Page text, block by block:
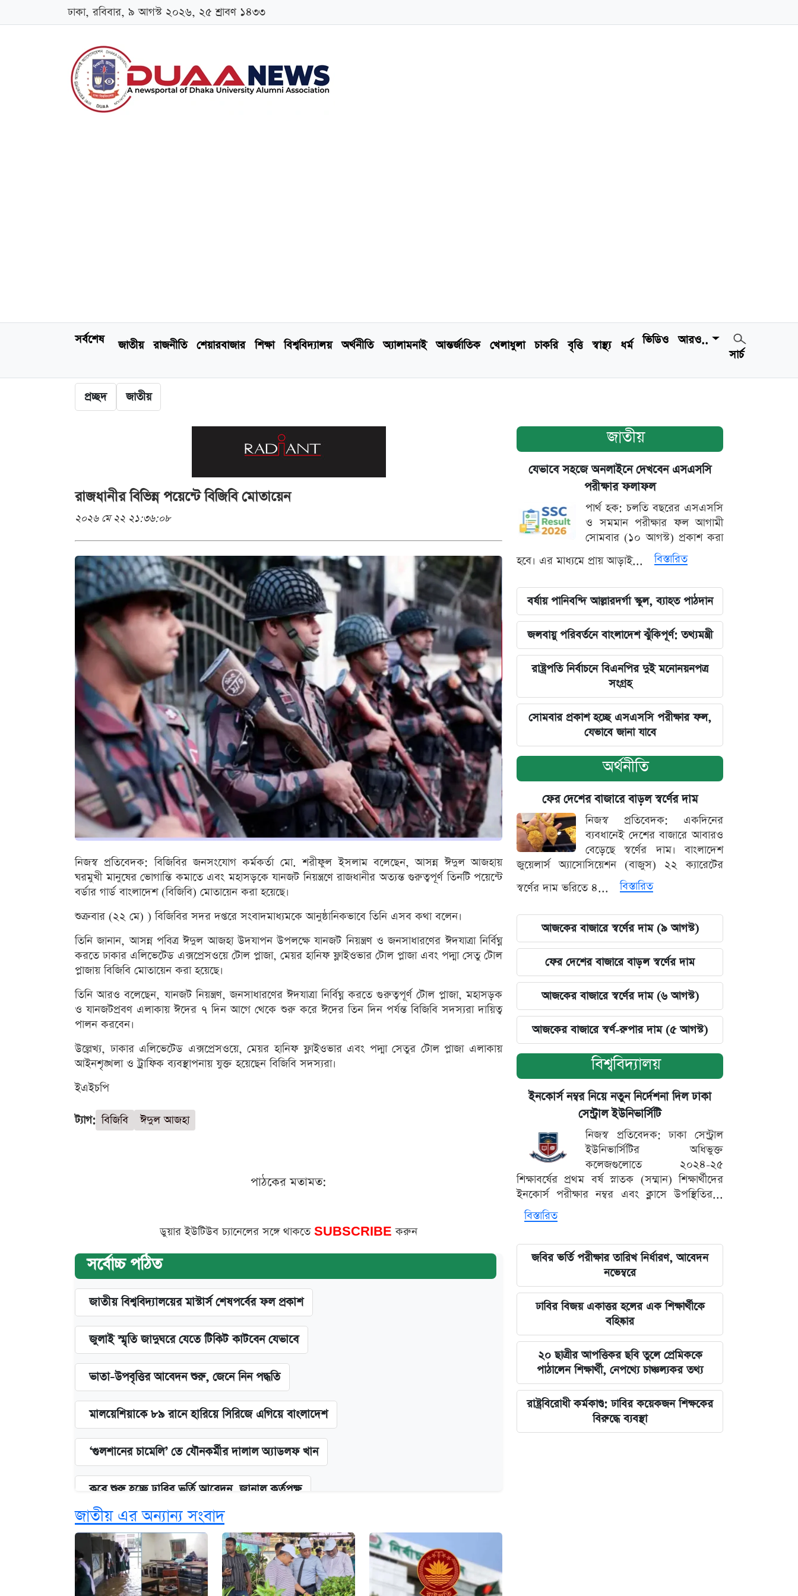
ঢাকা, রবিবার, ৯ আগস্ট ২০২৬, ২৫ শ্রাবণ ১৪৩৩
সর্বশেষ জাতীয় রাজনীতি শেয়ারবাজার শিক্ষা বিশ্ববিদ্যালয় অর্থনীতি অ্যালামনাই আন্তর্জাতিক খেলাধুলা চাকরি বৃত্তি স্বাস্থ্য ধর্ম ভিডিও
আরও..
সার্চ
প্রচ্ছদ জাতীয়
রাজধানীর বিভিন্ন পয়েন্টে বিজিবি মোতায়েন
২০২৬ মে ২২ ২১:৩৬:০৮
নিজস্ব প্রতিবেদক: বিজিবির জনসংযোগ কর্মকর্তা মো. শরীফুল ইসলাম বলেছেন, আসন্ন ঈদুল আজহায়
ঘরমুখী মানুষের ভোগান্তি কমাতে এবং মহাসড়কে যানজট নিয়ন্ত্রণে রাজধানীর অত্যন্ত গুরুত্বপূর্ণ তিনটি পয়েন্টে
বর্ডার গার্ড বাংলাদেশ (বিজিবি) মোতায়েন করা হয়েছে।
শুক্রবার (২২ মে) ) বিজিবির সদর দপ্তরে সংবাদমাধ্যমকে আনুষ্ঠানিকভাবে তিনি এসব কথা বলেন।
তিনি জানান, আসন্ন পবিত্র ঈদুল আজহা উদযাপন উপলক্ষে যানজট নিয়ন্ত্রণ ও জনসাধারণের ঈদযাত্রা নির্বিঘ্ন
করতে ঢাকার এলিভেটেড এক্সপ্রেসওয়ে টোল প্লাজা, মেয়র হানিফ ফ্লাইওভার টোল প্লাজা এবং পদ্মা সেতু টোল
প্লাজায় বিজিবি মোতায়েন করা হয়েছে।
তিনি আরও বলেছেন, যানজট নিয়ন্ত্রণ, জনসাধারণের ঈদযাত্রা নির্বিঘ্ন করতে গুরুত্বপূর্ণ টোল প্লাজা, মহাসড়ক
ও যানজটপ্রবণ এলাকায় ঈদের ৭ দিন আগে থেকে শুরু করে ঈদের তিন দিন পর্যন্ত বিজিবি সদস্যরা দায়িত্ব
পালন করবেন।
উল্লেখ্য, ঢাকার এলিভেটেড এক্সপ্রেসওয়ে, মেয়র হানিফ ফ্লাইওভার এবং পদ্মা সেতুর টোল প্লাজা এলাকায়
আইনশৃঙ্খলা ও ট্রাফিক ব্যবস্থাপনায় যুক্ত হয়েছেন বিজিবি সদস্যরা।
ইএইচপি
ট্যাগ: বিজিবি ঈদুল আজহা
পাঠকের মতামত:
ডুয়ার ইউটিউব চ্যানেলের সঙ্গে থাকতে SUBSCRIBEকরুন
সর্বোচ্চ পঠিত
জাতীয় বিশ্ববিদ্যালয়ের মাস্টার্স শেষপর্বের ফল প্রকাশ
জুলাই স্মৃতি জাদুঘরে যেতে টিকিট কাটবেন যেভাবে
ভাতা-উপবৃত্তির আবেদন শুরু, জেনে নিন পদ্ধতি
মালয়েশিয়াকে ৮৯ রানে হারিয়ে সিরিজে এগিয়ে বাংলাদেশ
‘গুলশানের চামেলি’ তে যৌনকর্মীর দালাল অ্যাডলফ খান
কবে শুরু হচ্ছে ঢাবির ভর্তি আবেদন, জানাল কর্তৃপক্ষ
এক ক্লিকে জেনে নিন আইফোন ১৮ প্রো ম্যাক্সের দাম ও ফিচার
নবম জাতীয় পে-স্কেল নিয়ে সর্বশেষ যা জানা গেল
জাতীয় এর অন্যান্য সংবাদ
জাতীয়
যেভাবে সহজে অনলাইনে দেখবেন এসএসসি
পরীক্ষার ফলাফল
পার্থ হক: চলতি বছরের এসএসসি
ও সমমান পরীক্ষার ফল আগামী
সোমবার (১০ আগস্ট) প্রকাশ করা
হবে। এর মাধ্যমে প্রায় আড়াই...
বিস্তারিত
বর্ষায় পানিবন্দি আল্লারদর্গা স্কুল, ব্যাহত পাঠদান
জলবায়ু পরিবর্তনে বাংলাদেশ ঝুঁকিপূর্ণ: তথ্যমন্ত্রী
রাষ্ট্রপতি নির্বাচনে বিএনপির দুই মনোনয়নপত্র
সংগ্রহ
সোমবার প্রকাশ হচ্ছে এসএসসি পরীক্ষার ফল,
যেভাবে জানা যাবে
অর্থনীতি
ফের দেশের বাজারে বাড়ল স্বর্ণের দাম
নিজস্ব প্রতিবেদক: একদিনের
ব্যবধানেই দেশের বাজারে আবারও
বেড়েছে স্বর্ণের দাম। বাংলাদেশ
জুয়েলার্স অ্যাসোসিয়েশন (বাজুস) ২২ ক্যারেটের
স্বর্ণের দাম ভরিতে ৪...
বিস্তারিত
আজকের বাজারে স্বর্ণের দাম (৯ আগস্ট)
ফের দেশের বাজারে বাড়ল স্বর্ণের দাম
আজকের বাজারে স্বর্ণের দাম (৬ আগস্ট)
আজকের বাজারে স্বর্ণ-রুপার দাম (৫ আগস্ট)
বিশ্ববিদ্যালয়
ইনকোর্স নম্বর নিয়ে নতুন নির্দেশনা দিল ঢাকা
সেন্ট্রাল ইউনিভার্সিটি
নিজস্ব প্রতিবেদক: ঢাকা সেন্ট্রাল
ইউনিভার্সিটির অধিভুক্ত
কলেজগুলোতে ২০২৪-২৫
শিক্ষাবর্ষের প্রথম বর্ষ স্নাতক (সম্মান) শিক্ষার্থীদের
ইনকোর্স পরীক্ষার নম্বর এবং ক্লাসে উপস্থিতির...
বিস্তারিত
জবির ভর্তি পরীক্ষার তারিখ নির্ধারণ, আবেদন
নভেম্বরে
ঢাবির বিজয় একাত্তর হলের এক শিক্ষার্থীকে
বহিষ্কার
২০ ছাত্রীর আপত্তিকর ছবি তুলে প্রেমিককে
পাঠালেন শিক্ষার্থী, নেপথ্যে চাঞ্চল্যকর তথ্য
রাষ্ট্রবিরোধী কর্মকাণ্ড: ঢাবির কয়েকজন শিক্ষকের
বিরুদ্ধে ব্যবস্থা